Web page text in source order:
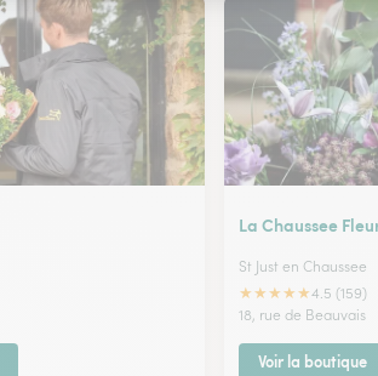
La Chaussee
St Just en Chaussee
★★★★★4.5 (159)
18, rue de Beauvais
Voir la boutique